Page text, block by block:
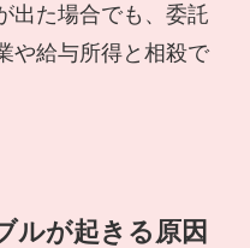
出た場合でも、委託
や給与所得と相殺で
ルが起きる原因